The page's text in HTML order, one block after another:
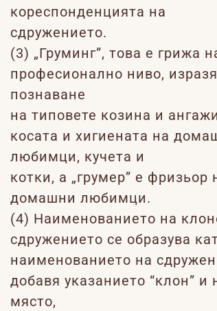
кореспонденцията на
сдружението.
(3) „Груминг”, това е грижа
професионално ниво,
познаване
на типовете козина и
косата и хигиената на
любимци, кучета и
котки, а „грумер” е фризьор
домашни любимци.
(4) Наименованието на
сдружението се образува
наименованието на
добавя указанието “клон” и
място,